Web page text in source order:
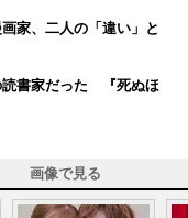
家、二人の「違い」と
読書家だった 『死ぬほ
画像で見る